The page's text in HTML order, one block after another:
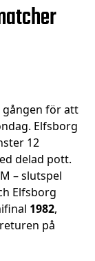
gången för att
Elfsborg
12
delad pott.
– slutspel
Elfsborg
1982,
på